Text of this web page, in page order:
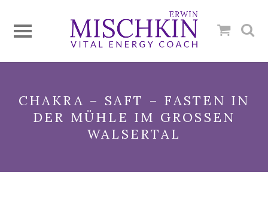
CHAKRA – SAFT – FASTEN IN
DER MÜHLE IM GROSSEN W
ALSERTAL